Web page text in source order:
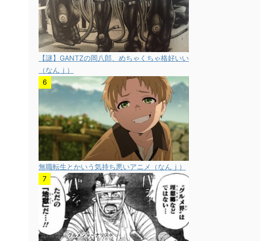
【謎】GANTZの岡八郎、めちゃくちゃ格好いい
（なんｊ）
無職転生とかいう気持ち悪いアニメ（なんｊ）